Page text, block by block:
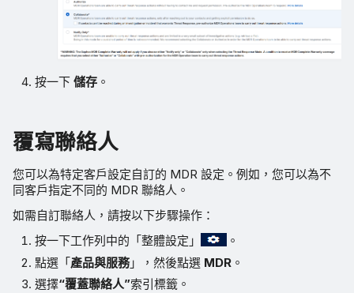
按一下儲存 。
覆寫聯絡人
您可以為特定客戶設定自訂的 MDR 設定。例如，您可以為不
同客戶指定不同的 MDR 聯絡人。
如需自訂聯絡人，請按以下步驟操作：
按一下工作列中的「整體設定」
。
點選「產品與服務」，然後點選 MDR 。
選擇“覆蓋聯絡人”索引標籤。